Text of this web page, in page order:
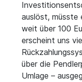
auslöst, müsste
weit über 100
erscheint uns
über die
Umlage –